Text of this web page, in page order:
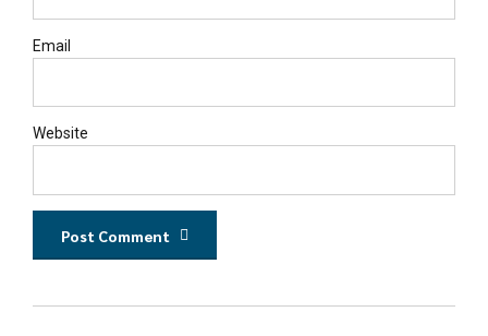
Email
Website
Post Comment